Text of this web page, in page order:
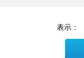
表示：